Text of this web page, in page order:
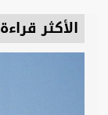
الأكثر قراءة